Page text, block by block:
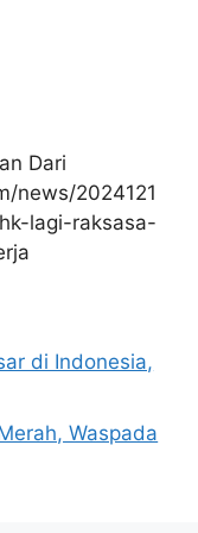
Dari
news/2024121
lagi-raksasa-
di Indonesia,
Waspada